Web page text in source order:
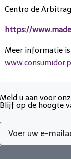
Centro de
https://
Meer informatie
Meld u aan voor
Blijf op de hoogte